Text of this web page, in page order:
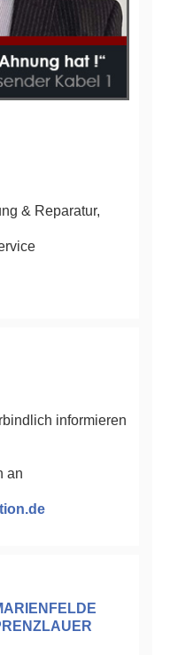
& Reparatur,
informieren
an